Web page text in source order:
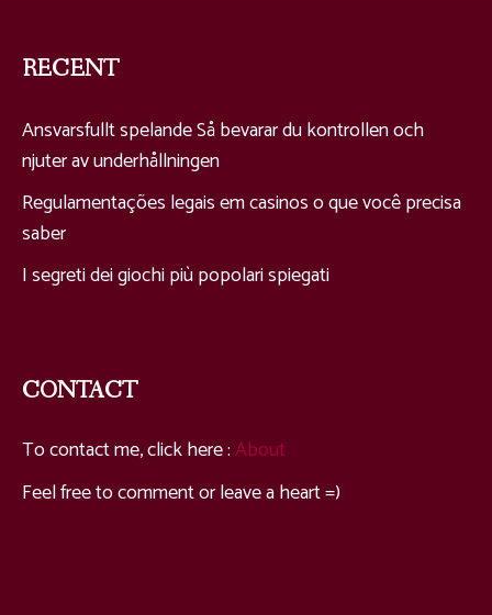
RECENT
Ansvarsfullt spelande Så bevarar du kontrollen och
njuter av underhållningen
Regulamentações legais em casinos o que você precisa
saber
I segreti dei giochi più popolari spiegati
CONTACT
To contact me, click here:About
Feel free to comment or leave a heart =)